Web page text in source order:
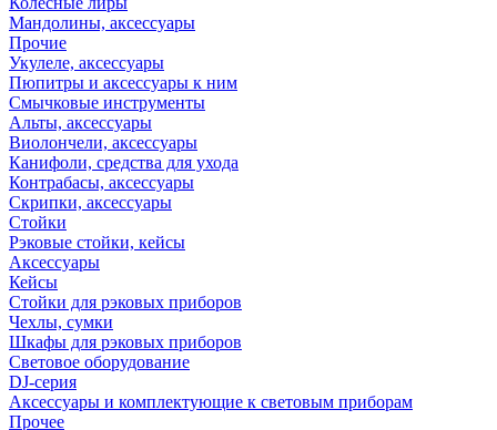
Мандолины, аксессуары
Прочие
Укулеле, аксессуары
Пюпитры и аксессуары к ним
Смычковые инструменты
Альты, аксессуары
Виолончели, аксессуары
Канифоли, средства для ухода
Контрабасы, аксессуары
Скрипки, аксессуары
Стойки
Рэковые стойки, кейсы
Аксессуары
Кейсы
Стойки для рэковых приборов
Чехлы, сумки
Шкафы для рэковых приборов
Световое оборудование
DJ-серия
Аксессуары и комплектующие к световым приборам
Прочее